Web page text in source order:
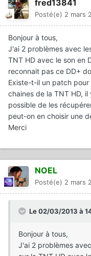
fred13841
Posté(e) 2 mars
Bonjour à tous,
J'ai 2 problèmes avec
TNT HD avec le son en
reconnait pas ce DD+
Existe-t-il un patch pour
chaines de la TNT HD,
possible de les
peut-on en choisir une
Merci
NOEL
Posté(e) 2 mars
Le 02/03/2013 à
Bonjour à tous,
J'ai 2 problèmes